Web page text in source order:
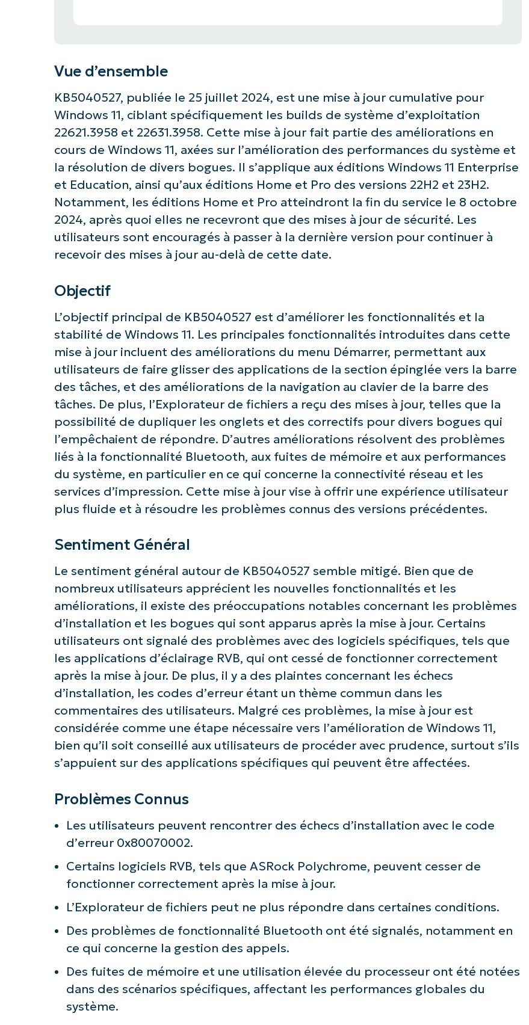
Vue d’ensemble
KB5040527, publiée le 25 juillet 2024, est une mise à jour cumulative pour
Windows 11, ciblant spécifiquement les builds de système d’exploitation
22621.3958 et 22631.3958. Cette mise à jour fait partie des améliorations en
cours de Windows 11, axées sur l’amélioration des performances du système et
la résolution de divers bogues. Il s’applique aux éditions Windows 11 Enterprise
et Education, ainsi qu’aux éditions Home et Pro des versions 22H2 et 23H2.
Notamment, les éditions Home et Pro atteindront la fin du service le 8 octobre
2024, après quoi elles ne recevront que des mises à jour de sécurité. Les
utilisateurs sont encouragés à passer à la dernière version pour continuer à
recevoir des mises à jour au-delà de cette date.
Objectif
L’objectif principal de KB5040527 est d’améliorer les fonctionnalités et la
stabilité de Windows 11. Les principales fonctionnalités introduites dans cette
mise à jour incluent des améliorations du menu Démarrer, permettant aux
utilisateurs de faire glisser des applications de la section épinglée vers la barre
des tâches, et des améliorations de la navigation au clavier de la barre des
tâches. De plus, l’Explorateur de fichiers a reçu des mises à jour, telles que la
possibilité de dupliquer les onglets et des correctifs pour divers bogues qui
l’empêchaient de répondre. D’autres améliorations résolvent des problèmes
liés à la fonctionnalité Bluetooth, aux fuites de mémoire et aux performances
du système, en particulier en ce qui concerne la connectivité réseau et les
services d’impression. Cette mise à jour vise à offrir une expérience utilisateur
plus fluide et à résoudre les problèmes connus des versions précédentes.
Sentiment Général
Le sentiment général autour de KB5040527 semble mitigé. Bien que de
nombreux utilisateurs apprécient les nouvelles fonctionnalités et les
améliorations, il existe des préoccupations notables concernant les problèmes
d’installation et les bogues qui sont apparus après la mise à jour. Certains
utilisateurs ont signalé des problèmes avec des logiciels spécifiques, tels que
les applications d’éclairage RVB, qui ont cessé de fonctionner correctement
après la mise à jour. De plus, il y a des plaintes concernant les échecs
d’installation, les codes d’erreur étant un thème commun dans les
commentaires des utilisateurs. Malgré ces problèmes, la mise à jour est
considérée comme une étape nécessaire vers l’amélioration de Windows 11,
bien qu’il soit conseillé aux utilisateurs de procéder avec prudence, surtout s’ils
s’appuient sur des applications spécifiques qui peuvent être affectées.
Problèmes Connus
Les utilisateurs peuvent rencontrer des échecs d’installation avec le code
d’erreur 0x80070002.
Certains logiciels RVB, tels que ASRock Polychrome, peuvent cesser de
fonctionner correctement après la mise à jour.
L’Explorateur de fichiers peut ne plus répondre dans certaines conditions.
Des problèmes de fonctionnalité Bluetooth ont été signalés, notamment en
ce qui concerne la gestion des appels.
Des fuites de mémoire et une utilisation élevée du processeur ont été notées
dans des scénarios spécifiques, affectant les performances globales du
système.
Commencez avec les analyses de KB pilotées
NinjaOne !
Prénom
et
Phone
number*
Pays
Company
name*